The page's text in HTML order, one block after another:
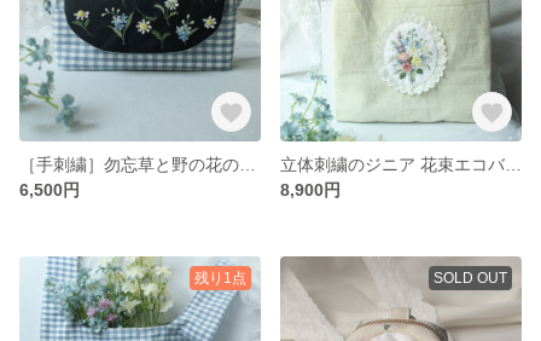
6,500円
立体刺繍のジニア 花束エコバッグ｜手刺繍
8,900円
残り1点 SOLD OUT